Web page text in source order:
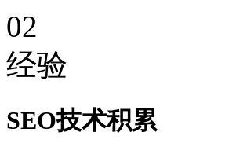
02
经验
SEO技术积累